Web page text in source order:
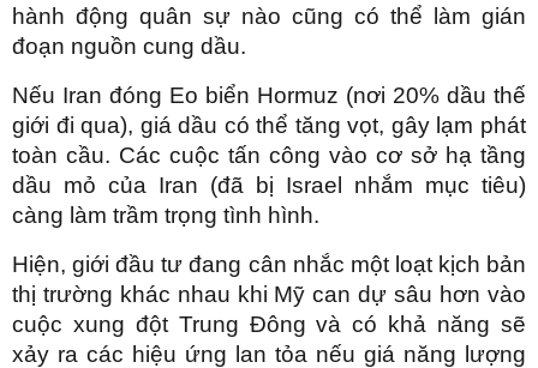
hành động quân sự nào cũng có thể làm gián
đoạn nguồn cung dầu.
Nếu Iran đóng Eo biển Hormuz (nơi 20% dầu thế
giới đi qua), giá dầu có thể tăng vọt, gây lạm phát
toàn cầu. Các cuộc tấn công vào cơ sở hạ tầng
dầu mỏ của Iran (đã bị Israel nhắm mục tiêu)
càng làm trầm trọng tình hình.
Hiện, giới đầu tư đang cân nhắc một loạt kịch bản
thị trường khác nhau khi Mỹ can dự sâu hơn vào
cuộc xung đột Trung Đông và có khả năng sẽ
xảy ra các hiệu ứng lan tỏa nếu giá năng lượng